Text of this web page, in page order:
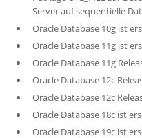
Server auf sequentielle
Oracle Database 10g ist
Oracle Database 11g ist
Oracle Database 11g
Oracle Database 12c
Oracle Database 12c
Oracle Database 18c ist
Oracle Database 19c ist